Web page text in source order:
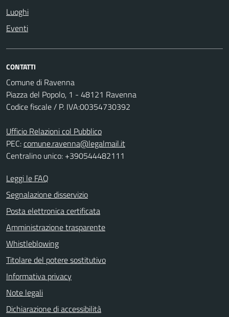
Luoghi
Eventi
CONTATTI
Comune di Ravenna
Piazza del Popolo, 1 - 48121 Ravenna
Codice fiscale / P. IVA:00354730392
Ufficio Relazioni col Pubblico
PEC:comune.ravenna@legalmail.it
Centralino unico: +390544482111
Leggi le FAQ
Segnalazione disservizio
Posta elettronica certificata
Amministrazione trasparente
Whistleblowing
Titolare del potere sostitutivo
Informativa privacy
Note legali
Dichiarazione di accessibilità